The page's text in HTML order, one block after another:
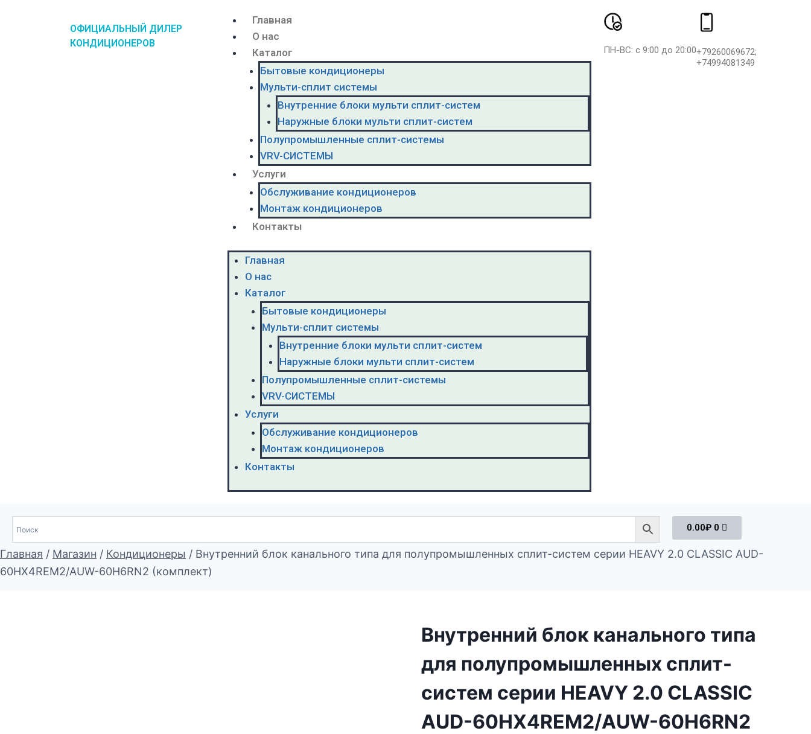
ОФИЦИАЛЬНЫЙ ДИЛЕР
КОНДИЦИОНЕРОВ
Главная
О нас
Каталог
Бытовые кондиционеры
Мульти-сплит системы
Внутренние блоки мульти сплит-систем
Наружные блоки мульти сплит-систем
Полупромышленные сплит-системы
VRV-CИСТЕМЫ
Услуги
Обслуживание кондиционеров
Монтаж кондиционеров
Контакты
Главная
О нас
Каталог
Бытовые кондиционеры
Мульти-сплит системы
Внутренние блоки мульти сплит-систем
Наружные блоки мульти сплит-систем
Полупромышленные сплит-системы
VRV-CИСТЕМЫ
Услуги
Обслуживание кондиционеров
Монтаж кондиционеров
Контакты
ПН-ВС: с 9:00 до 20:00+79260069672;
+74994081349
0.00₽ 0
Главная / Магазин / Кондиционеры / Внутренний блок канального типа для полупромышленных сплит-систем серии HEAVY 2.0 CLASSIC AUD-
60HX4REM2/AUW-60H6RN2 (комплект)
Внутренний блок канального типа
для полупромышленных сплит-
систем серии HEAVY 2.0 CLASSIC
AUD-60HX4REM2/AUW-60H6RN2